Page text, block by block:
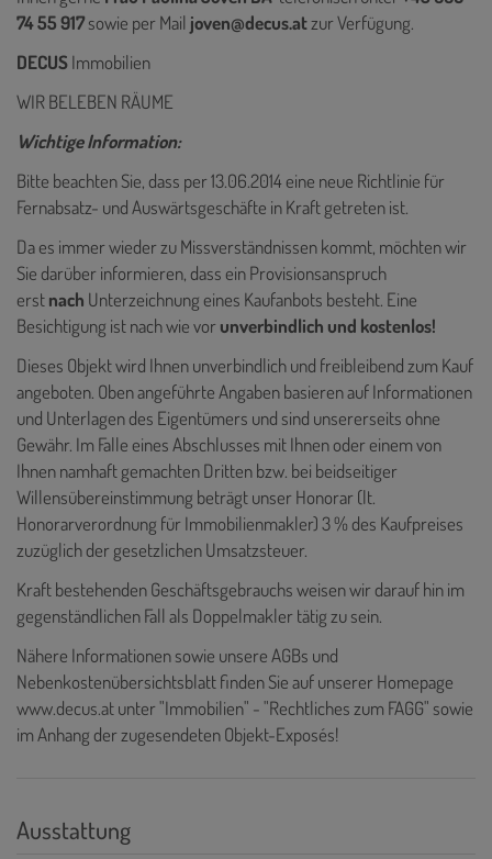
74 55 917sowie per Mail joven@decus.atzur Verfügung.
DECUSImmobilien
WIR BELEBEN RÄUME
Wichtige Information:
Bitte beachten Sie, dass per 13.06.2014 eine neue Richtlinie für
Fernabsatz- und Auswärtsgeschäfte in Kraft getreten ist.
Da es immer wieder zu Missverständnissen kommt, möchten wir
Sie darüber informieren, dass ein Provisionsanspruch
erstnach Unterzeichnung eines Kaufanbots besteht. Eine
Besichtigung ist nach wie vorunverbindlich und kostenlos!
Dieses Objekt wird Ihnen unverbindlich und freibleibend zum Kauf
angeboten. Oben angeführte Angaben basieren auf Informationen
und Unterlagen des Eigentümers und sind unsererseits ohne
Gewähr. Im Falle eines Abschlusses mit Ihnen oder einem von
Ihnen namhaft gemachten Dritten bzw. bei beidseitiger
Willensübereinstimmung beträgt unser Honorar (lt.
Honorarverordnung für Immobilienmakler) 3 % des Kaufpreises
zuzüglich der gesetzlichen Umsatzsteuer.
Kraft bestehenden Geschäftsgebrauchs weisen wir darauf hin im
gegenständlichen Fall als Doppelmakler tätig zu sein.
Nähere Informationen sowie unsere AGBs und
Nebenkostenübersichtsblatt finden Sie auf unserer Homepage
www.decus.atunter "Immobilien" - "Rechtliches zum FAGG" sowie
im Anhang der zugesendeten Objekt-Exposés!
Ausstattung